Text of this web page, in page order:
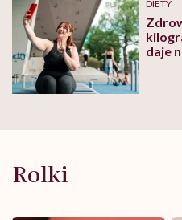
DIETY
daje
Rolki